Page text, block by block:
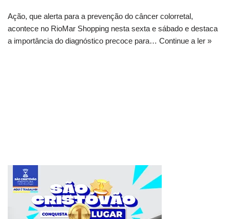
Ação, que alerta para a prevenção do câncer colorretal,
acontece no RioMar Shopping nesta sexta e sábado e destaca
a importância do diagnóstico precoce para… Continue a ler »